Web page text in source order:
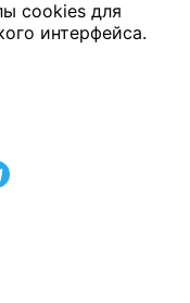
cookies для
интерфейса.